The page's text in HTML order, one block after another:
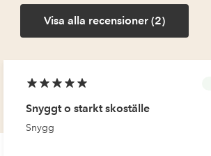
Visa alla recensioner (2)
Snyggt o starkt skoställe
Snygg